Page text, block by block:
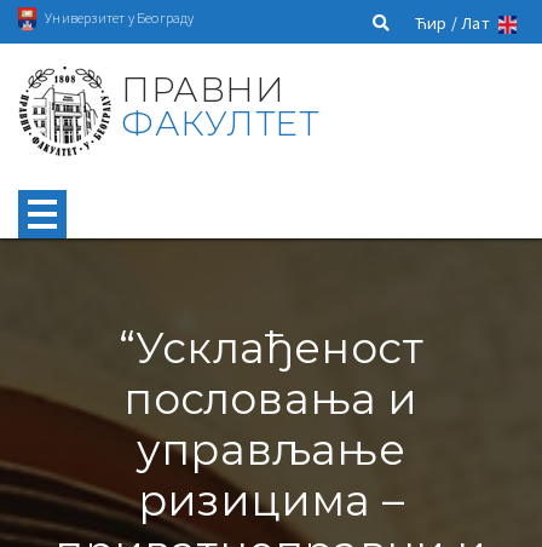
Универзитет у Београду Ћир /Лат
ПРАВНИ
ФАКУЛТЕТ
“Усклађеност
пословања и
управљање
ризицима –